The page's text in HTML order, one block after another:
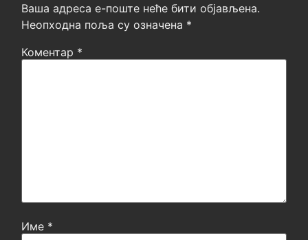
Ваша адреса е-поште неће бити објављена.
Неопходна поља су означена *
Коментар *
Име *